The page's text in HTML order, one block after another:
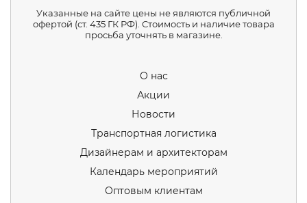
Указанные на сайте цены не являются публичной
офертой (ст. 435 ГК РФ). Стоимость и наличие товара
просьба уточнять в магазине.
О нас
Акции
Новости
Транспортная логистика
Дизайнерам и архитекторам
Календарь мероприятий
Оптовым клиентам